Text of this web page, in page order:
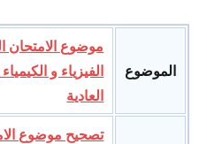
الموضوع
الفيزياء و
العادية
تصحيح موضوع